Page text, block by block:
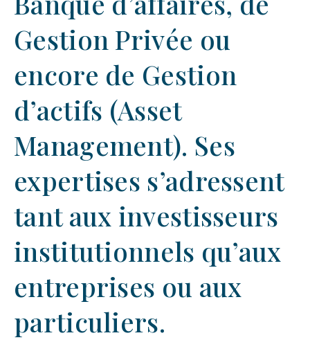
Gestion Privée ou
encore de Gestion
d’actifs (Asset
Management). Ses
expertises s’adressent
tant aux investisseurs
institutionnels qu’aux
entreprises ou aux
particuliers.